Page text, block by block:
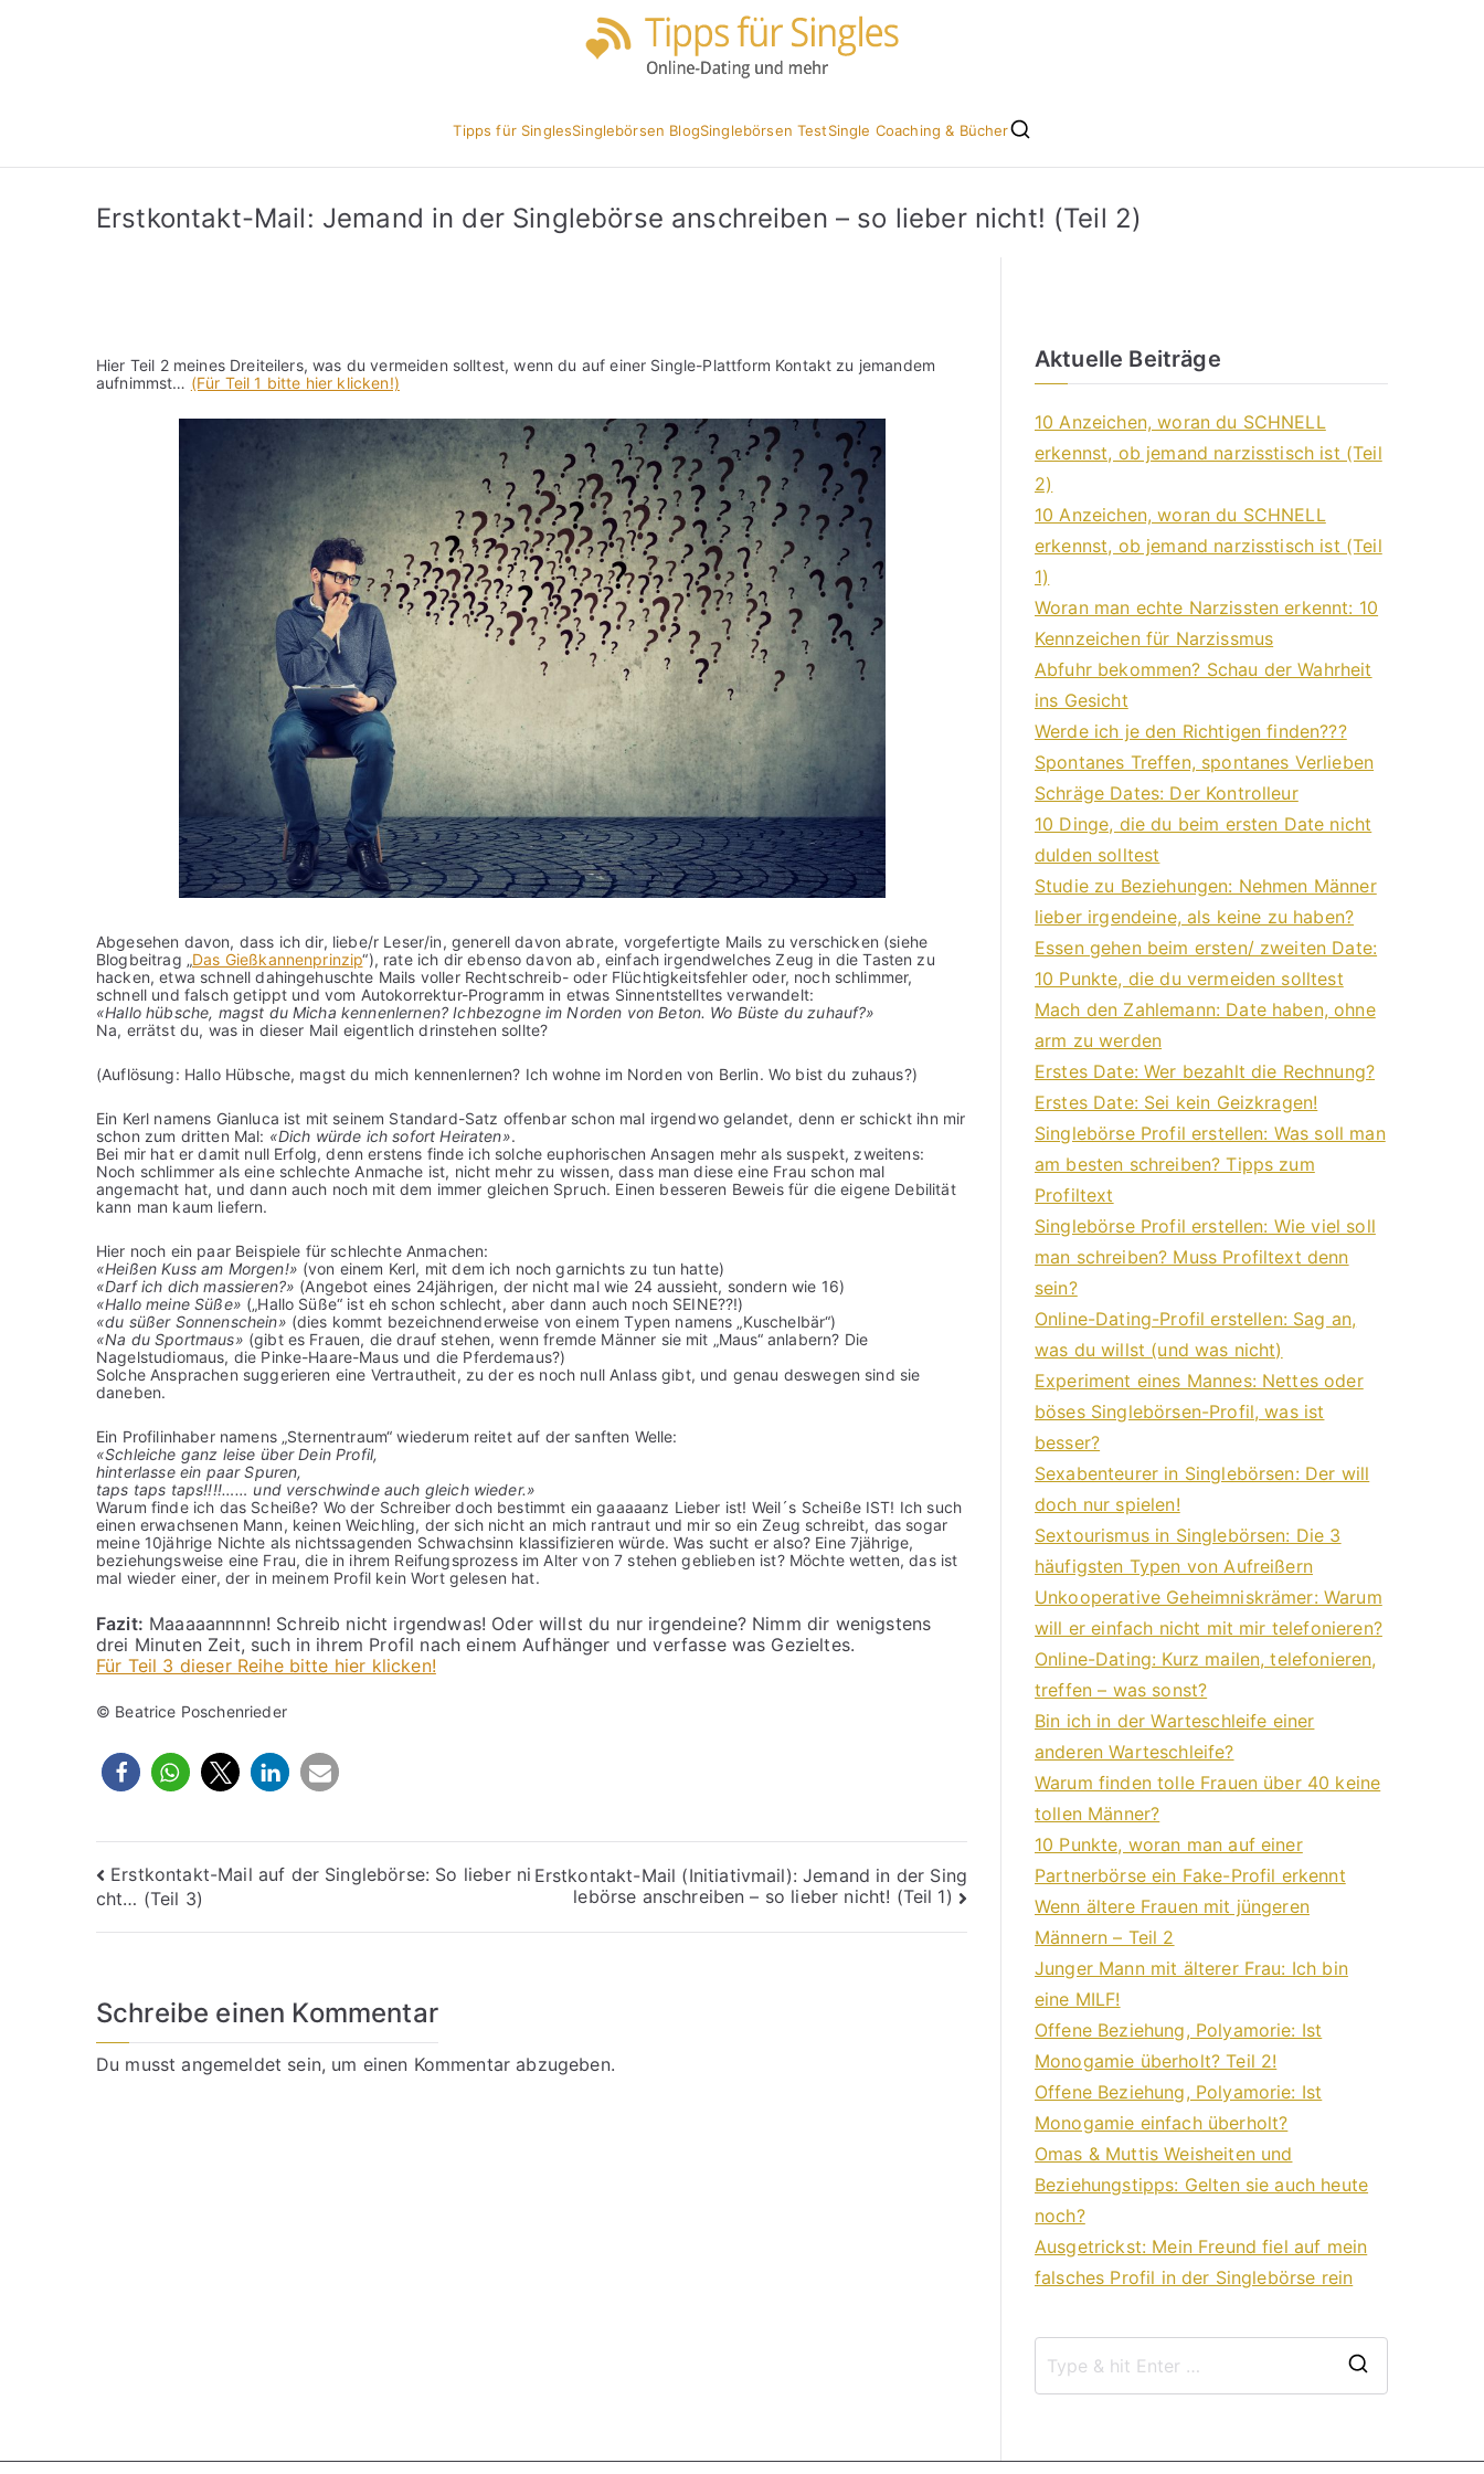
Tipps für SinglesSinglebörsen BlogSinglebörsen TestSingle Coaching & Bücher
Erstkontakt-Mail: Jemand in der Singlebörse anschreiben – so lieber nicht! (Teil 2)
Hier Teil 2 meines Dreiteilers, was du vermeiden solltest, wenn du auf einer Single-Plattform Kontakt zu jemandem
aufnimmst… (Für Teil 1 bitte hier klicken!)
Abgesehen davon, dass ich dir, liebe/r Leser/in, generell davon abrate, vorgefertigte Mails zu verschicken (siehe
Blogbeitrag „Das Gießkannenprinzip“), rate ich dir ebenso davon ab, einfach irgendwelches Zeug in die Tasten zu
hacken, etwa schnell dahingehuschte Mails voller Rechtschreib- oder Flüchtigkeitsfehler oder, noch schlimmer,
schnell und falsch getippt und vom Autokorrektur-Programm in etwas Sinnentstelltes verwandelt:
«Hallo hübsche, magst du Micha kennenlernen? Ichbezogne im Norden von Beton. Wo Büste du zuhauf?»
Na, errätst du, was in dieser Mail eigentlich drinstehen sollte?
(Auflösung: Hallo Hübsche, magst du mich kennenlernen? Ich wohne im Norden von Berlin. Wo bist du zuhaus?)
Ein Kerl namens Gianluca ist mit seinem Standard-Satz offenbar schon mal irgendwo gelandet, denn er schickt ihn mir
schon zum dritten Mal: «Dich würde ich sofort Heiraten».
Bei mir hat er damit null Erfolg, denn erstens finde ich solche euphorischen Ansagen mehr als suspekt, zweitens:
Noch schlimmer als eine schlechte Anmache ist, nicht mehr zu wissen, dass man diese eine Frau schon mal
angemacht hat, und dann auch noch mit dem immer gleichen Spruch. Einen besseren Beweis für die eigene Debilität
kann man kaum liefern.
Hier noch ein paar Beispiele für schlechte Anmachen:
«Heißen Kuss am Morgen!» (von einem Kerl, mit dem ich noch garnichts zu tun hatte)
«Darf ich dich massieren?» (Angebot eines 24jährigen, der nicht mal wie 24 aussieht, sondern wie 16)
«Hallo meine Süße» („Hallo Süße“ ist eh schon schlecht, aber dann auch noch SEINE??!)
«du süßer Sonnenschein» (dies kommt bezeichnenderweise von einem Typen namens „Kuschelbär“)
«Na du Sportmaus» (gibt es Frauen, die drauf stehen, wenn fremde Männer sie mit „Maus“ anlabern? Die
Nagelstudiomaus, die Pinke-Haare-Maus und die Pferdemaus?)
Solche Ansprachen suggerieren eine Vertrautheit, zu der es noch null Anlass gibt, und genau deswegen sind sie
daneben.
Ein Profilinhaber namens „Sternentraum“ wiederum reitet auf der sanften Welle:
«Schleiche ganz leise über Dein Profil,
hinterlasse ein paar Spuren,
taps taps taps!!!!…… und verschwinde auch gleich wieder.»
Warum finde ich das Scheiße? Wo der Schreiber doch bestimmt ein gaaaaanz Lieber ist! Weil´s Scheiße IST! Ich such
einen erwachsenen Mann, keinen Weichling, der sich nicht an mich rantraut und mir so ein Zeug schreibt, das sogar
meine 10jährige Nichte als nichtssagenden Schwachsinn klassifizieren würde. Was sucht er also? Eine 7jährige,
beziehungsweise eine Frau, die in ihrem Reifungsprozess im Alter von 7 stehen geblieben ist? Möchte wetten, das ist
mal wieder einer, der in meinem Profil kein Wort gelesen hat.
Fazit: Maaaaannnnn! Schreib nicht irgendwas! Oder willst du nur irgendeine? Nimm dir wenigstens
drei Minuten Zeit, such in ihrem Profil nach einem Aufhänger und verfasse was Gezieltes.
Für Teil 3 dieser Reihe bitte hier klicken!
© Beatrice Poschenrieder
Beitragsnavigation
Erstkontakt-Mail auf der Singlebörse: So lieber ni
cht… (Teil 3)
Erstkontakt-Mail (Initiativmail): Jemand in der Sing
lebörse anschreiben – so lieber nicht! (Teil 1)
Schreibe einen Kommentar
Du musstangemeldet sein, um einen Kommentar abzugeben.
Aktuelle Beiträge
10 Anzeichen, woran du SCHNELL
erkennst, ob jemand narzisstisch ist (Teil
2)
10 Anzeichen, woran du SCHNELL
erkennst, ob jemand narzisstisch ist (Teil
1)
Woran man echte Narzissten erkennt: 10
Kennzeichen für Narzissmus
Abfuhr bekommen? Schau der Wahrheit
ins Gesicht
Werde ich je den Richtigen finden???
Spontanes Treffen, spontanes Verlieben
Schräge Dates: Der Kontrolleur
10 Dinge, die du beim ersten Date nicht
dulden solltest
Studie zu Beziehungen: Nehmen Männer
lieber irgendeine, als keine zu haben?
Essen gehen beim ersten/ zweiten Date:
10 Punkte, die du vermeiden solltest
Mach den Zahlemann: Date haben, ohne
arm zu werden
Erstes Date: Wer bezahlt die Rechnung?
Erstes Date: Sei kein Geizkragen!
Singlebörse Profil erstellen: Was soll man
am besten schreiben? Tipps zum
Profiltext
Singlebörse Profil erstellen: Wie viel soll
man schreiben? Muss Profiltext denn
sein?
Online-Dating-Profil erstellen: Sag an,
was du willst (und was nicht)
Experiment eines Mannes: Nettes oder
böses Singlebörsen-Profil, was ist
besser?
Sexabenteurer in Singlebörsen: Der will
doch nur spielen!
Sextourismus in Singlebörsen: Die 3
häufigsten Typen von Aufreißern
Unkooperative Geheimniskrämer: Warum
will er einfach nicht mit mir telefonieren?
Online-Dating: Kurz mailen, telefonieren,
treffen – was sonst?
Bin ich in der Warteschleife einer
anderen Warteschleife?
Warum finden tolle Frauen über 40 keine
tollen Männer?
10 Punkte, woran man auf einer
Partnerbörse ein Fake-Profil erkennt
Wenn ältere Frauen mit jüngeren
Männern – Teil 2
Junger Mann mit älterer Frau: Ich bin
eine MILF!
Offene Beziehung, Polyamorie: Ist
Monogamie überholt? Teil 2!
Offene Beziehung, Polyamorie: Ist
Monogamie einfach überholt?
Omas & Muttis Weisheiten und
Beziehungstipps: Gelten sie auch heute
noch?
Ausgetrickst: Mein Freund fiel auf mein
falsches Profil in der Singlebörse rein
e
c